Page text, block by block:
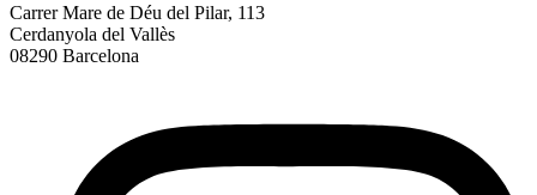
Carrer Mare de Déu del Pilar, 113
Cerdanyola del Vallès
08290 Barcelona